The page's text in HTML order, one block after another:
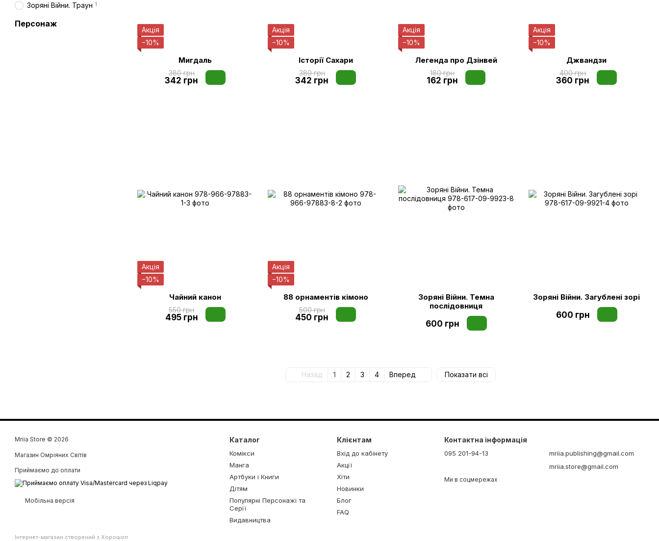
Акція
−10%
Мигдаль
380 грн
342 грн
Акція
−10%
Історії Сахари
380 грн
342 грн
Акція
−10%
Легенда про Дзінвей
180 грн
162 грн
Акція
−10%
Джвандзи
400 грн
360 грн
Акція
−10%
Чайний канон
550 грн
495 грн
Акція
−10%
88 орнаментів кімоно
500 грн
450 грн
Зоряні Війни. Темна
послідовниця
600 грн
Зоряні Війни. Загублені зорі
600 грн
Назад 1 2 3 4 Вперед Показати всі
Зоряні Війни. Траун 1
Персонаж
Mriia Store © 2026
Магазин Омріяних Світів
Приймаємо до оплати
Мобільна версія
Інтернет-магазин створений з Хорошоп
Каталог
Комікси
Манга
Артбуки і Книги
Дітям
Популярні Персонажі та
Серії
Видавництва
Клієнтам
Вхід до кабінету
Акції
Хіти
Новинки
Блог
FAQ
Контактна інформація
095 201-94-13
mriia.publishing@gmail.com
mriia.store@gmail.com
Ми в соцмережах